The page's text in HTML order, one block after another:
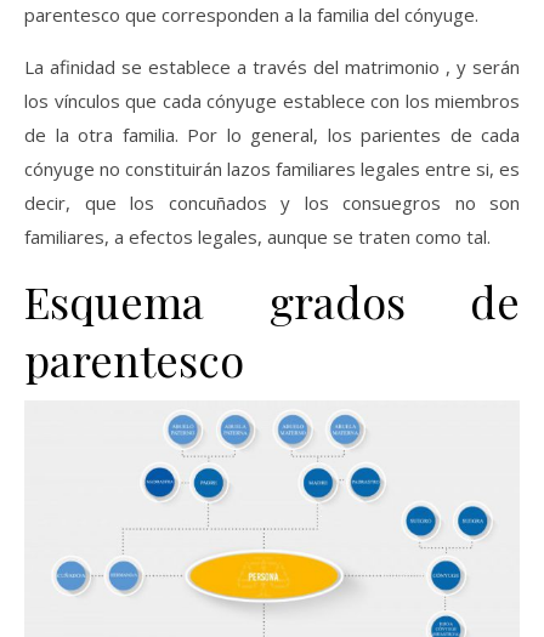
parentesco que corresponden a la familia del cónyuge.
La afinidad se establece a través del matrimonio , y serán
los vínculos que cada cónyuge establece con los miembros
de la otra familia. Por lo general, los parientes de cada
cónyuge no constituirán lazos familiares legales entre si, es
decir, que los concuñados y los consuegros no son
familiares, a efectos legales, aunque se traten como tal.
Esquema grados de
parentesco